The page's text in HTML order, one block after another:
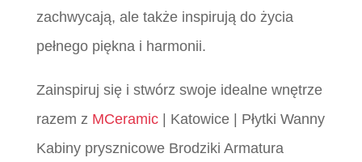
zachwycają, ale także inspirują do życia
pełnego piękna i harmonii.
Zainspiruj się i stwórz swoje idealne wnętrze
razem z MCeramic| Katowice | Płytki Wanny
Kabiny prysznicowe Brodziki Armatura